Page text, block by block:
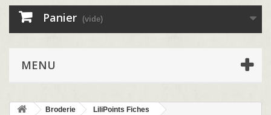
Panier (vide)
MENU
Broderie
LiliPoints Fiches